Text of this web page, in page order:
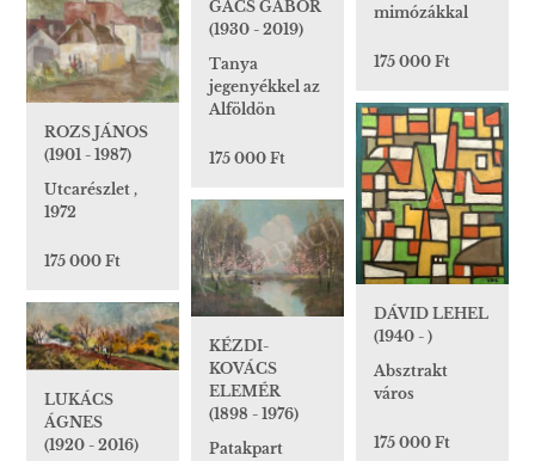
mimózákkal
175 000 Ft
GACS GÁBOR
(1930 - 2019)
Tanya
jegenyékkel az
Alföldön
175 000 Ft
ROZS JÁNOS
(1901 - 1987)
Utcarészlet ,
1972
175 000 Ft
DÁVID LEHEL
(1940 - )
Absztrakt
város
175 000 Ft
KÉZDI-
KOVÁCS
ELEMÉR
(1898 - 1976)
Patakpart
LUKÁCS
ÁGNES
(1920 - 2016)